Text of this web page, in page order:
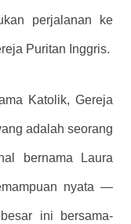
perjalanan ke
Puritan Inggris.
Katolik, Gereja
adalah seorang
bernama Laura
nyata —
ini bersama-